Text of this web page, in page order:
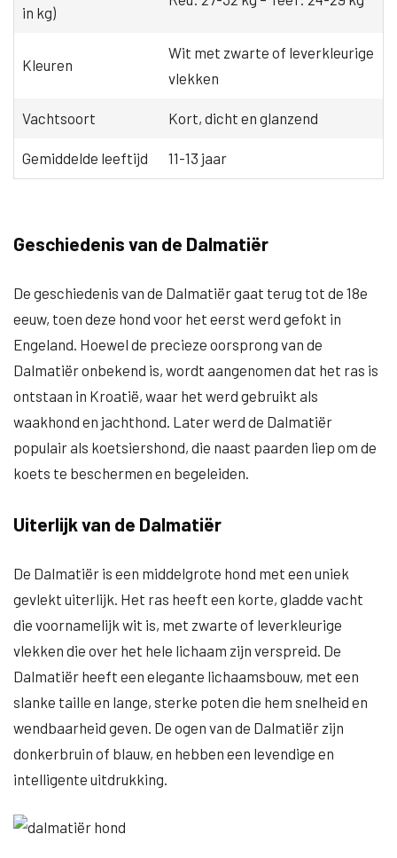
in kg)
Kleuren
Wit met zwarte of leverkleurige
vlekken
Vachtsoort Kort, dicht en glanzend
Gemiddelde leeftijd 11-13 jaar
Geschiedenis van de Dalmatiër
De geschiedenis van de Dalmatiër gaat terug tot de 18e
eeuw, toen deze hond voor het eerst werd gefokt in
Engeland. Hoewel de precieze oorsprong van de
Dalmatiër onbekend is, wordt aangenomen dat het ras is
ontstaan in Kroatië, waar het werd gebruikt als
waakhond en jachthond. Later werd de Dalmatiër
populair als koetsiershond, die naast paarden liep om de
koets te beschermen en begeleiden.
Uiterlijk van de Dalmatiër
De Dalmatiër is een middelgrote hond met een uniek
gevlekt uiterlijk. Het ras heeft een korte, gladde vacht
die voornamelijk wit is, met zwarte of leverkleurige
vlekken die over het hele lichaam zijn verspreid. De
Dalmatiër heeft een elegante lichaamsbouw, met een
slanke taille en lange, sterke poten die hem snelheid en
wendbaarheid geven. De ogen van de Dalmatiër zijn
donkerbruin of blauw, en hebben een levendige en
intelligente uitdrukking.